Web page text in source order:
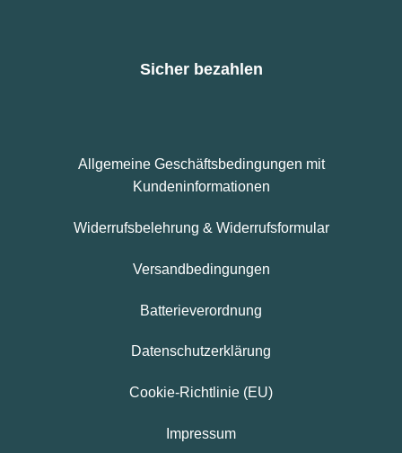
Sicher bezahlen
Allgemeine Geschäftsbedingungen mit
Kundeninformationen
Widerrufsbelehrung & Widerrufsformular
Versandbedingungen
Batterieverordnung
Datenschutzerklärung
Cookie-Richtlinie (EU)
Impressum